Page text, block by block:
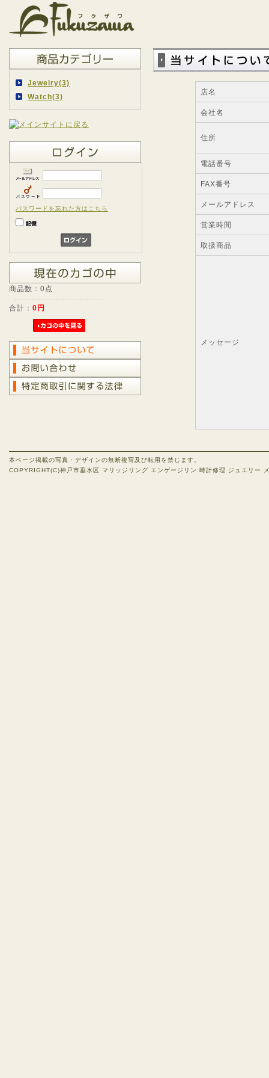
Jewelry(3)
Watch(3)
パスワードを忘れた方はこちら
商品数：0点
合計： 0円
店名
会社名
住所
電話番号
FAX番号
メールアドレス
営業時間
取扱商品
メッセージ
本ページ掲載の写真・デザインの無断複写及び転用を禁じます。
COPYRIGHT(C)神戸市垂水区 マリッジリング エンゲージリン 時計修理 ジュエリ